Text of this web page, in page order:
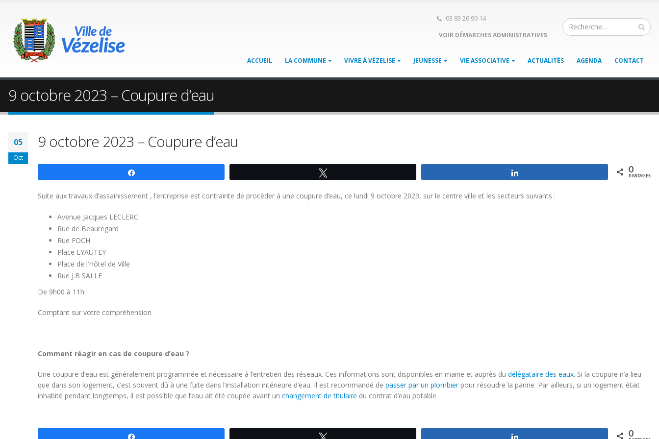
03 83 26 90 14
VOIR DÉMARCHES ADMINISTRATIVES
ACCUEIL LA COMMUNE VIVRE À VÉZELISE JEUNESSE VIE ASSOCIATIVE ACTUALITÉS AGENDA CONTACT
9 octobre 2023 – Coupure d’eau
05
Oct
9 octobre 2023 – Coupure d’eau
0
PARTAGES
Suite aux travaux d’assainissement , l’entreprise est contrainte de procéder à une coupure d’eau, ce lundi 9 octobre 2023, sur le centre ville et les secteurs suivants :
Avenue Jacques LECLERC
Rue de Beauregard
Rue FOCH
Place LYAUTEY
Place de l’Hôtel de Ville
Rue J.B SALLE
De 9h00 à 11h
Comptant sur votre compréhension
Comment réagir en cas de coupure d’eau ?
Une coupure d’eau est généralement programmée et nécessaire à l’entretien des réseaux. Ces informations sont disponibles en mairie et auprès du délégataire des eaux. Si la coupure n’a lieu
que dans son logement, c’est souvent dû à une fuite dans l’installation intérieure d’eau. Il est recommandé de passer par un plombierpour résoudre la panne. Par ailleurs, si un logement était
inhabité pendant longtemps, il est possible que l’eau ait été coupée avant un changement de titulaire du contrat d’eau potable.
0